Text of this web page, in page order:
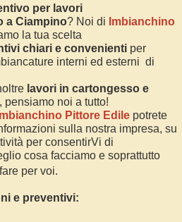
per lavori
a Ciampino? Noi di Imbianchino
la tua scelta
chiari e convenienti per
interni ed esterni di
lavori in cartongesso e
, pensiamo noi a tutto!
Imbianchino Pittore Edile potrete
sulla nostra impresa, su
per consentirVi di
cosa facciamo e soprattutto
per voi.
e preventivi: